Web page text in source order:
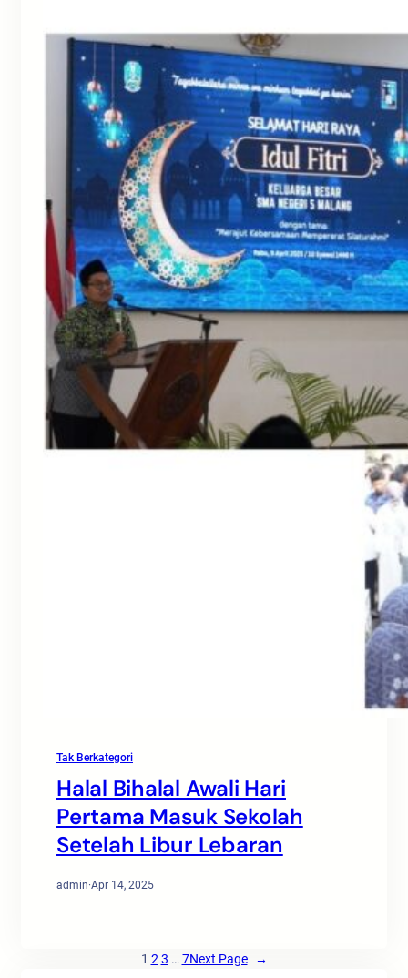
Tak Berkategori
Halal Bihalal Awali Hari
Pertama Masuk Sekolah
Setelah Libur Lebaran
admin·Apr 14, 2025
1 2 3 … 7Next Page →